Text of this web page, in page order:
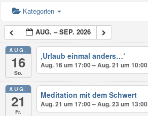
Kategorien
AUG. – SEP. 2026
AUG.
16
So.
‚Urlaub einmal anders…‘
Aug. 16 um 17:00 – Aug. 21 um 10:00
AUG.
21
Fr.
Meditation mit dem Schwert
Aug. 21 um 17:00 – Aug. 23 um 13:00